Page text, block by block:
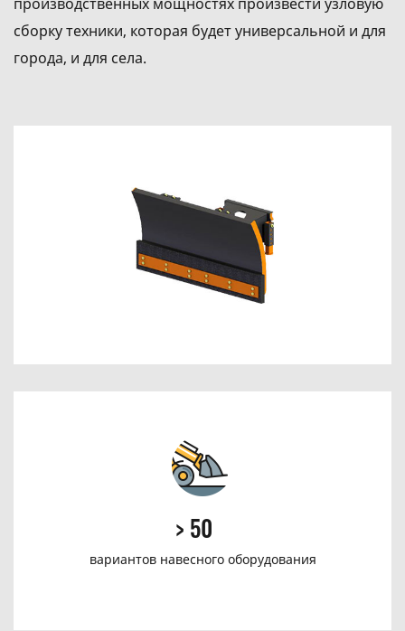
сборку техники, которая будет универсальной и для
города, и для села.
> 50
вариантов навесного оборудования